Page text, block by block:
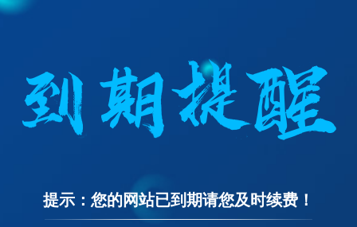
提示：您的网站已到期请您及时续费！